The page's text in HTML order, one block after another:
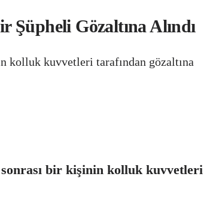
Gözaltına Alındı
kolluk kuvvetleri tarafından gözaltına
bir kişinin kolluk kuvvetleri